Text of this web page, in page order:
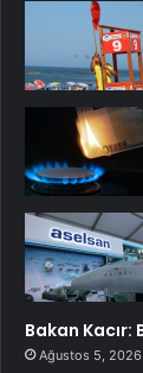
Bakan Kacır:
Ağustos 5, 2026